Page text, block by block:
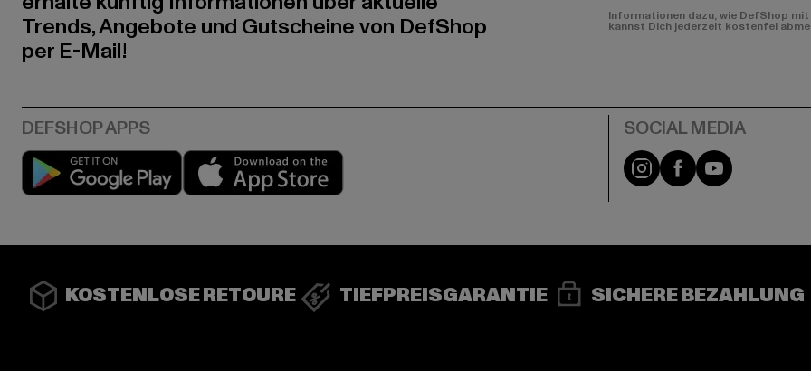
Trends, Angebote und Gutscheine von DefShop
per E-Mail!
Informationen dazu, wie DefShop
kannst Dich jederzeit kostenfei
Play market Instagram
FacebookYouTube
KOSTENLOSE RETOURE TIEFPREISGARANTIE SICHERE BEZAHLUNG